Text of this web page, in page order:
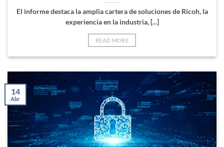
El informe destaca la amplia cartera de soluciones de Ricoh, la
experiencia en la industria, [...]
READ MORE
14
Abr